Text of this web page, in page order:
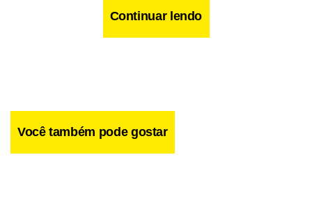
fecais. Um índice que Anselmo Resende considera alto:
“Significa 1/4 das amostras. por se tratar de endobactérias,
Continuar lendo
Você também pode gostar